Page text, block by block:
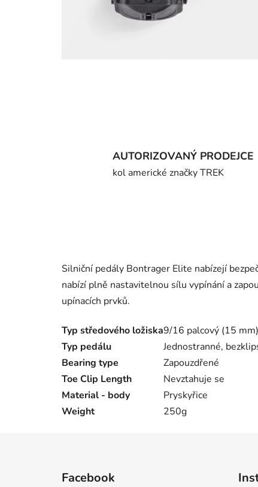
AUTORIZOVANÝ PRODEJCE
kol americké značky TREK
Silniční pedály Bontrager Elite nabízejí
nabízí plně nastavitelnou sílu vypínání a
upínacích prvků.
Typ středového ložiska9/16 palcový (15 mm)
Typ pedálu
Jednostranné,
Bearing type
Zapouzdřené
Toe Clip Length
Nevztahuje se
Material - body
Pryskyřice
Weight
250g
Facebook